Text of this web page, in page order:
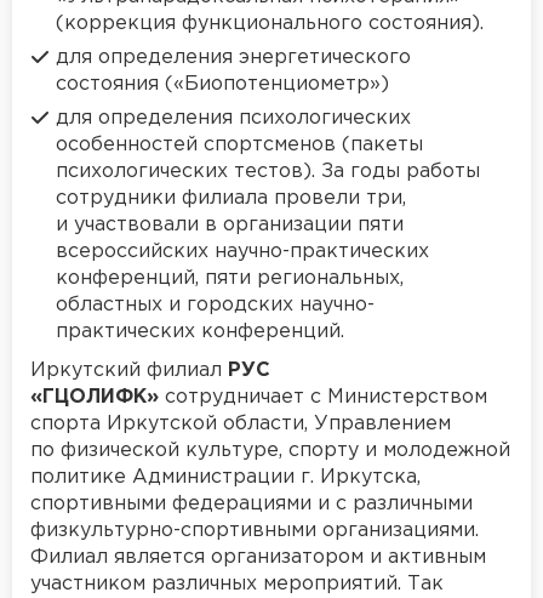
(коррекция функционального состояния).
для определения энергетического
состояния («Биопотенциометр»)
для определения психологических
особенностей спортсменов (пакеты
психологических тестов). За годы работы
сотрудники филиала провели три,
и участвовали в организации пяти
всероссийских научно-практических
конференций, пяти региональных,
областных и городских научно-
практических конференций.
Иркутский филиал РУС
«ГЦОЛИФК» сотрудничает с Министерством
спорта Иркутской области, Управлением
по физической культуре, спорту и молодежной
политике Администрации г. Иркутска,
спортивными федерациями и с различными
физкультурно-спортивными организациями.
Филиал является организатором и активным
участником различных мероприятий. Так